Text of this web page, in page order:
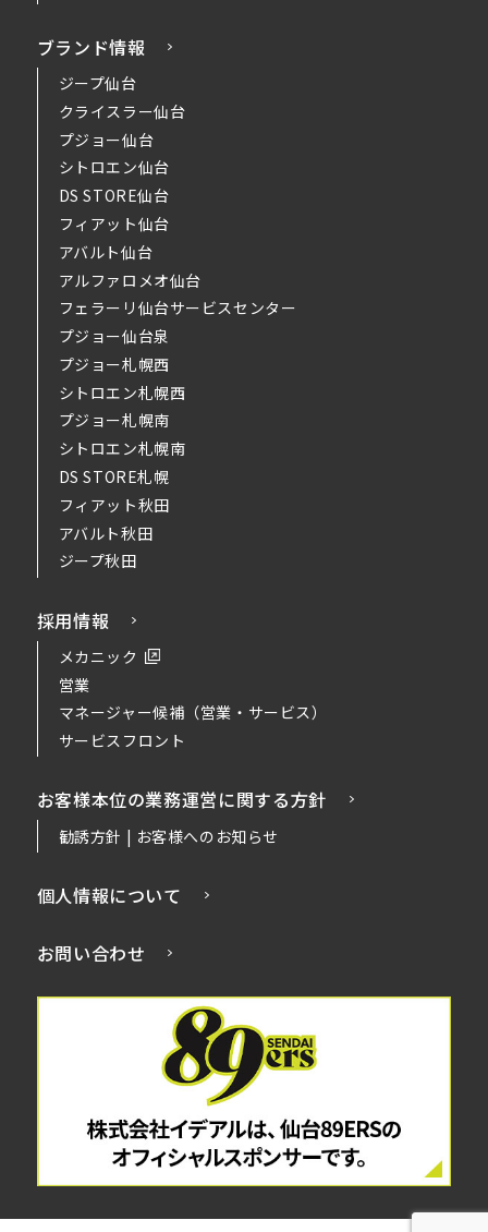
ブランド情報
ジープ仙台
クライスラー仙台
プジョー仙台
シトロエン仙台
DS STORE仙台
フィアット仙台
アバルト仙台
アルファロメオ仙台
フェラーリ仙台サービスセンター
プジョー仙台泉
プジョー札幌西
シトロエン札幌西
プジョー札幌南
シトロエン札幌南
DS STORE札幌
フィアット秋田
アバルト秋田
ジープ秋田
採用情報
メカニック
営業
マネージャー候補（営業・サービス）
サービスフロント
お客様本位の業務運営に関する方針
勧誘方針 | お客様へのお知らせ
個人情報について
お問い合わせ